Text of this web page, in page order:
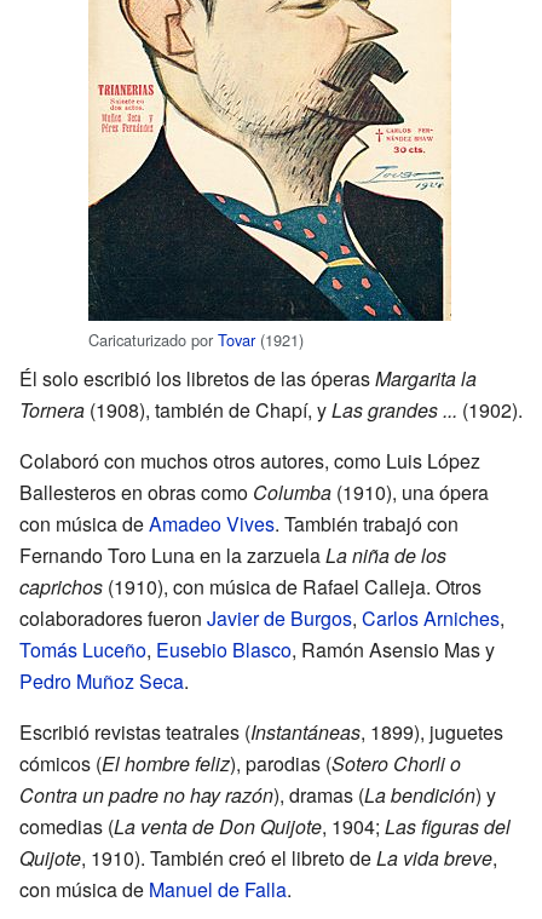
Caricaturizado por Tovar(1921)
Él solo escribió los libretos de las óperasMargarita la
Tornera (1908), también de Chapí, yLas grandes ... (1902).
Colaboró con muchos otros autores, como Luis López
Ballesteros en obras como Columba (1910), una ópera
con música deAmadeo Vives. También trabajó con
Fernando Toro Luna en la zarzuelaLa niña de los
caprichos (1910), con música de Rafael Calleja. Otros
colaboradores fueron Javier de Burgos, Carlos Arniches,
Tomás Luceño, Eusebio Blasco, Ramón Asensio Mas y
Pedro Muñoz Seca.
Escribió revistas teatrales (Instantáneas, 1899), juguetes
cómicos (El hombre feliz), parodias (Sotero Chorli o
Contra un padre no hay razón), dramas (La bendición) y
comedias (La venta de Don Quijote, 1904; Las figuras del
Quijote, 1910). También creó el libreto deLa vida breve,
con música de Manuel de Falla.